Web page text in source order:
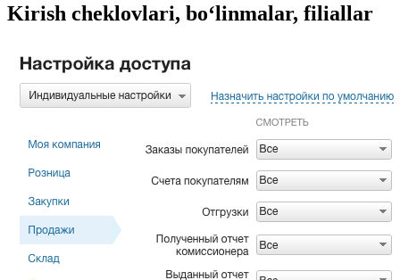
Kirish cheklovlari, bo‘linmalar, filiallar